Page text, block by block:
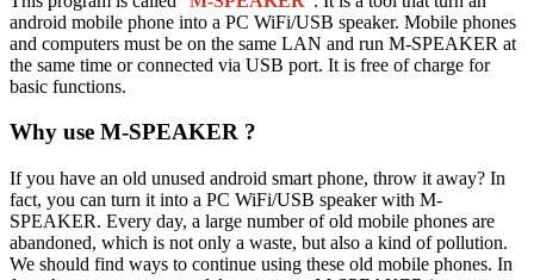
android mobile phone into a PC WiFi/USB speaker. Mobile phones
and computers must be on the same LAN and run M-SPEAKER at
the same time or connected via USB port. It is free of charge for
basic functions.
Why use M-SPEAKER ?
If you have an old unused android smart phone, throw it away? In
fact, you can turn it into a PC WiFi/USB speaker with M-
SPEAKER. Every day, a large number of old mobile phones are
abandoned, which is not only a waste, but also a kind of pollution.
We should find ways to continue using these old mobile phones. In